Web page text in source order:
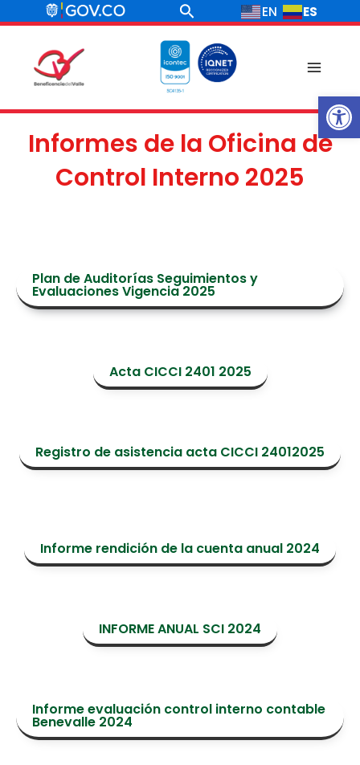
al
contenido
Buscar EN ES
Menu
Informes de la Oficina de
Control Interno 2025
Plan de Auditorías Seguimientos y
Evaluaciones Vigencia 2025
Acta CICCI 2401 2025
Registro de asistencia acta CICCI 24012025
Informe rendición de la cuenta anual 2024
INFORME ANUAL SCI 2024
Informe evaluación control interno contable
Benevalle 2024